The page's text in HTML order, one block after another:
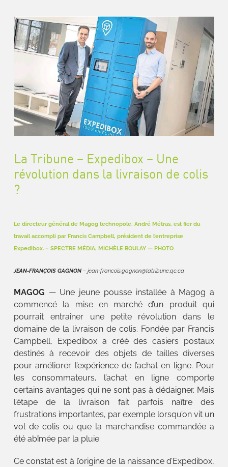
La Tribune – Expedibox – Une
révolution dans la livraison de colis
?
Le directeur général de Magog technopole, André Métras, est fier du
travail accompli par Francis Campbell, président de l’entreprise
Expedibox.– SPECTRE MÉDIA, MICHÈLE BOULAY — PHOTO
JEAN-FRANÇOIS GAGNON – jean-francois.gagnon@latribune.qc.ca
MAGOG — Une jeune pousse installée à Magog a
commencé la mise en marché d’un produit qui
pourrait entraîner une petite révolution dans le
domaine de la livraison de colis. Fondée par Francis
Campbell, Expedibox a créé des casiers postaux
destinés à recevoir des objets de tailles diverses
pour améliorer l’expérience de l’achat en ligne. Pour
les consommateurs, l’achat en ligne comporte
certains avantages qui ne sont pas à dédaigner. Mais
l’étape de la livraison fait parfois naître des
frustrations importantes, par exemple lorsqu’on vit un
vol de colis ou que la marchandise commandée a
été abîmée par la pluie.
Ce constat est à l’origine de la naissance d’Expedibox,